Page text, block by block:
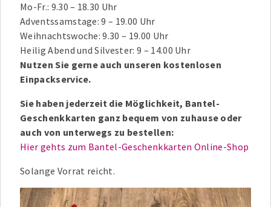
Mo-Fr.: 9.30 – 18.30 Uhr
Adventssamstage: 9 – 19.00 Uhr
Weihnachtswoche: 9.30 – 19.00 Uhr
Heilig Abend und Silvester: 9 – 14.00 Uhr
Nutzen Sie gerne auch unseren kostenlosen
Einpackservice.
Sie haben jederzeit die Möglichkeit, Bantel-
Geschenkkarten ganz bequem von zuhause oder
auch von unterwegs zu bestellen:
Hier gehts zum Bantel-Geschenkkarten Online-Shop
Solange Vorrat reicht.